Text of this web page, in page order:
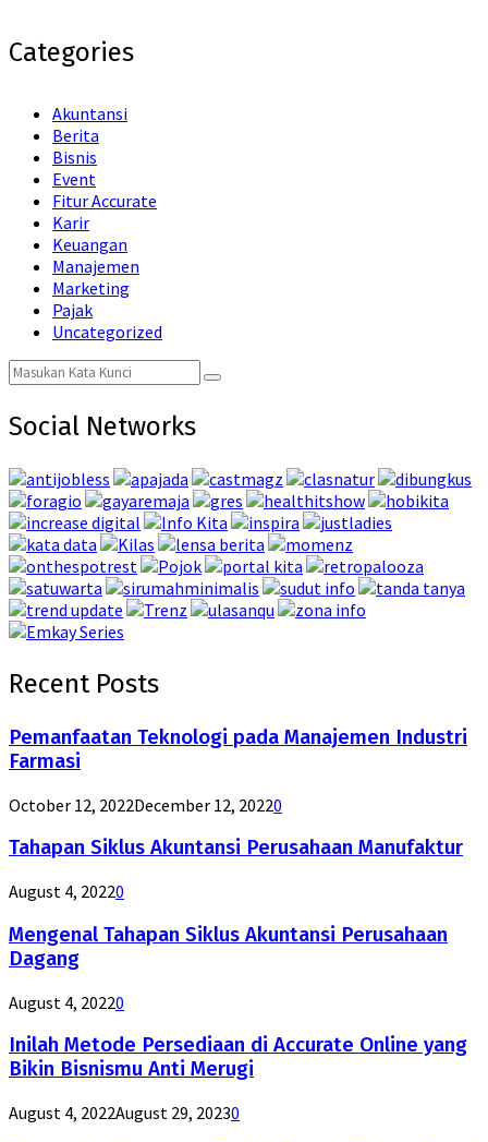
Categories
Akuntansi
Berita
Bisnis
Event
Fitur Accurate
Karir
Keuangan
Manajemen
Marketing
Pajak
Uncategorized
Search
for:
Search
Social Networks
Recent Posts
Pemanfaatan Teknologi pada Manajemen Industri
Farmasi
October 12, 2022December 12, 20220
Tahapan Siklus Akuntansi Perusahaan Manufaktur
August 4, 20220
Mengenal Tahapan Siklus Akuntansi Perusahaan
Dagang
August 4, 20220
Inilah Metode Persediaan di Accurate Online yang
Bikin Bisnismu Anti Merugi
August 4, 2022August 29, 20230